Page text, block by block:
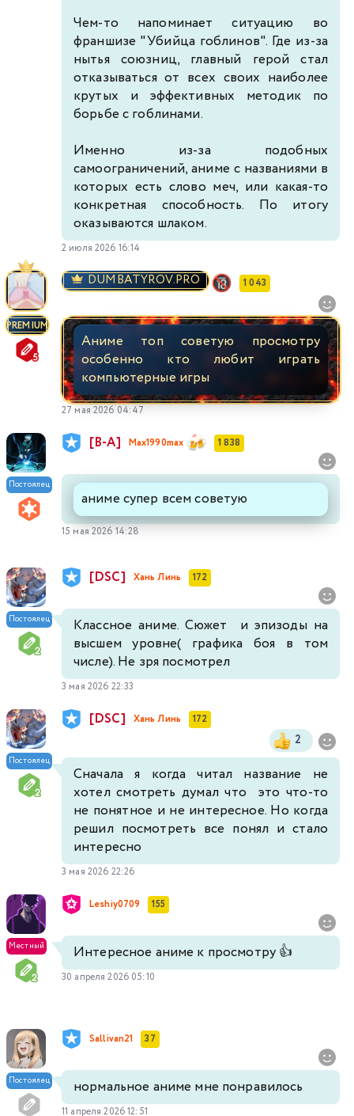
Чем-то напоминает ситуацию во
франшизе "Убийца гоблинов". Где из-за
нытья союзниц, главный герой стал
отказываться от всех своих наиболее
крутых и эффективных методик по
борьбе с гоблинами.
Именно из-за подобных
самоограничений, аниме с названиями в
которых есть слово меч, или какая-то
конкретная способность. По итогу
оказываются шлаком.
2 июля 2026 16:14
PREMIUM
DUMBATYROV.PRO 1 043
Аниме топ советую просмотру
особенно кто любит играть
компьютерные игры
27 мая 2026 04:47
Постоялец
[В-А] Max1990max 1 838
аниме супер всем советую
15 мая 2026 14:28
Постоялец
[DSC] Хань Линь 172
Классное аниме. Сюжет и эпизоды на
высшем уровне( графика боя в том
числе). Не зря посмотрел
3 мая 2026 22:33
Постоялец
[DSC] Хань Линь 172
2
Сначала я когда читал название не
хотел смотреть думал что это что-то
не понятное и не интересное. Но когда
решил посмотреть все понял и стало
интересно
3 мая 2026 22:26
Местный
Leshiy0709 155
Интересное аниме к просмотру 👍
30 апреля 2026 05:10
Постоялец
Sallivan21 37
нормальное аниме мне понравилось
11 апреля 2026 12:51